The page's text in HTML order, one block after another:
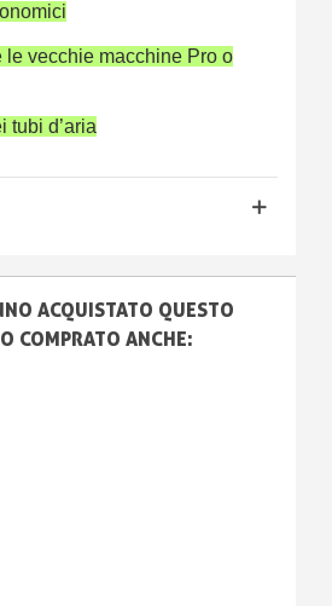
le vecchie macchine Pro o
tubi d’aria
ACQUISTATO QUESTO
COMPRATO ANCHE: